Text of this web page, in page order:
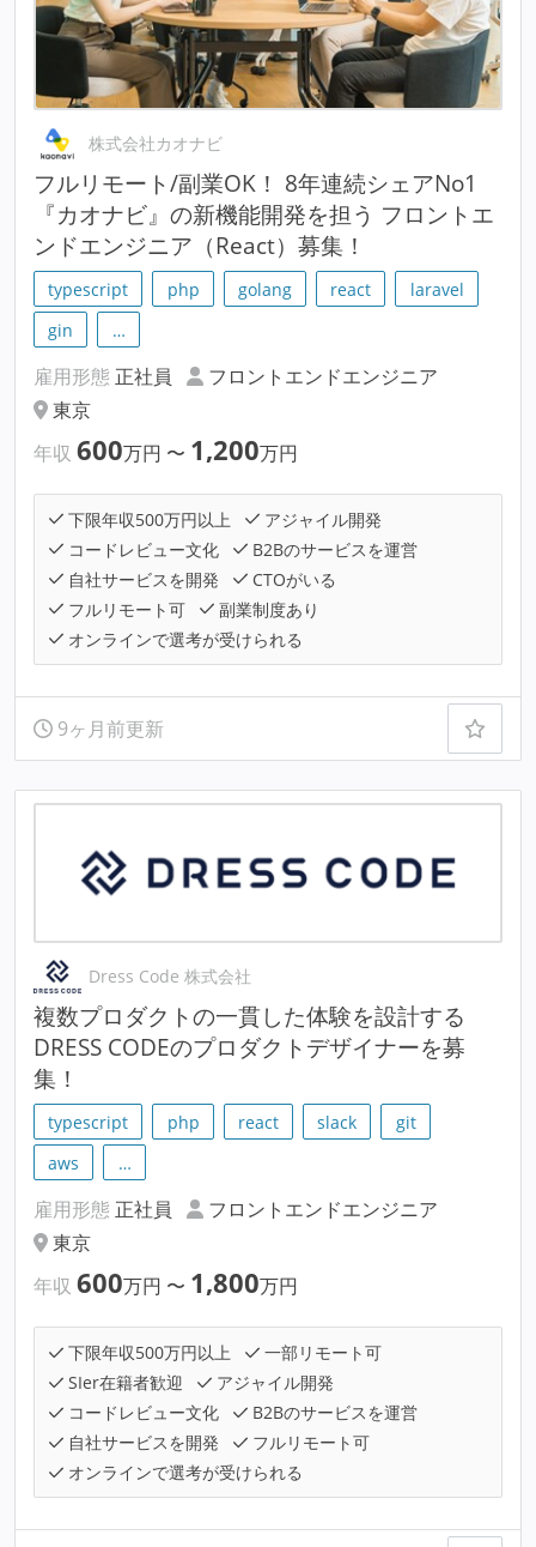
株式会社カオナビ
フルリモート/副業OK！ 8年連続シェアNo1
『カオナビ』の新機能開発を担う フロントエ
ンドエンジニア（React）募集！
typescript php golang react
laravel
gin
…
雇用形態 正社員
フロントエンドエンジニア
東京
年収 600万円 〜 1,200万円
下限年収500万円以上
アジャイル開発
コードレビュー文化
B2Bのサービスを運営
自社サービスを開発
CTOがいる
フルリモート可
副業制度あり
オンラインで選考が受けられる
9ヶ月前更新
Dress Code 株式会社
複数プロダクトの一貫した体験を設計する
DRESS CODEのプロダクトデザイナーを募
集！
typescript php react slack
git
aws
…
雇用形態 正社員
フロントエンドエンジニア
東京
年収 600万円 〜 1,800万円
下限年収500万円以上
一部リモート可
SIer在籍者歓迎
アジャイル開発
コードレビュー文化
B2Bのサービスを運営
自社サービスを開発
フルリモート可
オンラインで選考が受けられる